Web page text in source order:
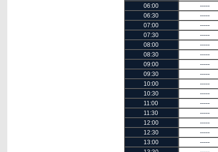
06:00
-----
06:30
-----
07:00
-----
07:30
-----
08:00
-----
08:30
-----
09:00
-----
09:30
-----
10:00
-----
10:30
-----
11:00
-----
11:30
-----
12:00
-----
12:30
-----
13:00
-----